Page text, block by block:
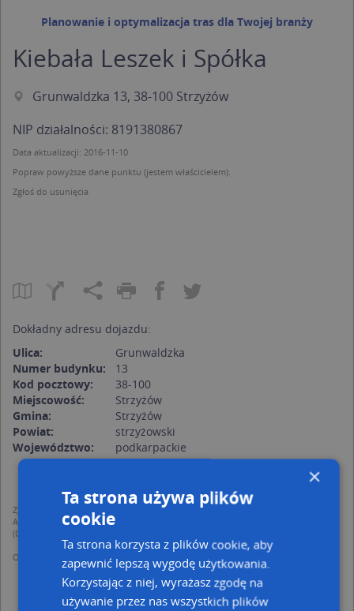
Planowanie i optymalizacja tras dla Twojej branży
Kiebała Leszek i Spółka
Grunwaldzka 13, 38-100 Strzyżów
NIP działalności: 8191380867
Data aktualizacji: 2016-11-10
Popraw powyższe dane punktu (jestem właścicielem).
Zgłoś do usunięcia
Dokładny adresu dojazdu:
Ulica:
Grunwaldzka
Numer budynku:
13
Kod pocztowy:
38-100
Miejscowość:
Strzyżów
Gmina:
Strzyżów
Powiat:
strzyżowski
Województwo:
podkarpackie
Zgodnie z Rozporządzeniem PE i Rady (UE) o Ochronie Danych Osobowych
Administratorem (RODO), administratorem danych jest AutoMapa sp. z o.o.
(Operator) z siedzibą w Warszawie przy ulicy Domaniewskiej 37.
Operator przetwarza dane osobowe w celu:
dodania ich do bazy Targeo oraz publikacji w wyszukiwarce firm i na
mapach (art. 6 ust. 1 lit. f RODO)
udostępniania danych o firmach partnerom biznesowym operatora (art.
6 ust. 1 lit. f RODO)
×
Ta strona używa plików
cookie
Ta strona korzysta z plików cookie, aby
zapewnić lepszą wygodę użytkowania.
Korzystając z niej, wyrażasz zgodę na
używanie przez nas wszystkich plików